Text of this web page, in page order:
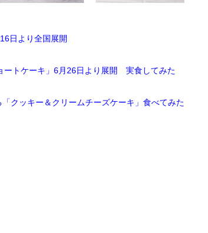
日より全国展開
ートケーキ」6月26日より展開 実食してみた
クッキー＆クリームチーズケーキ」食べてみた